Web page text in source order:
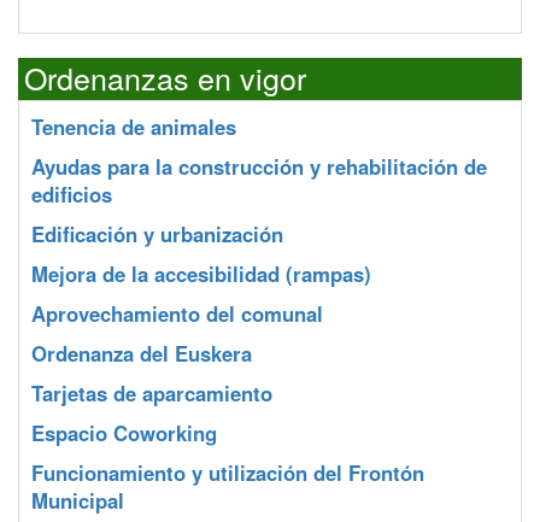
Ordenanzas en vigor
Tenencia de animales
Ayudas para la construcción y rehabilitación de
edificios
Edificación y urbanización
Mejora de la accesibilidad (rampas)
Aprovechamiento del comunal
Ordenanza del Euskera
Tarjetas de aparcamiento
Espacio Coworking
Funcionamiento y utilización del Frontón
Municipal